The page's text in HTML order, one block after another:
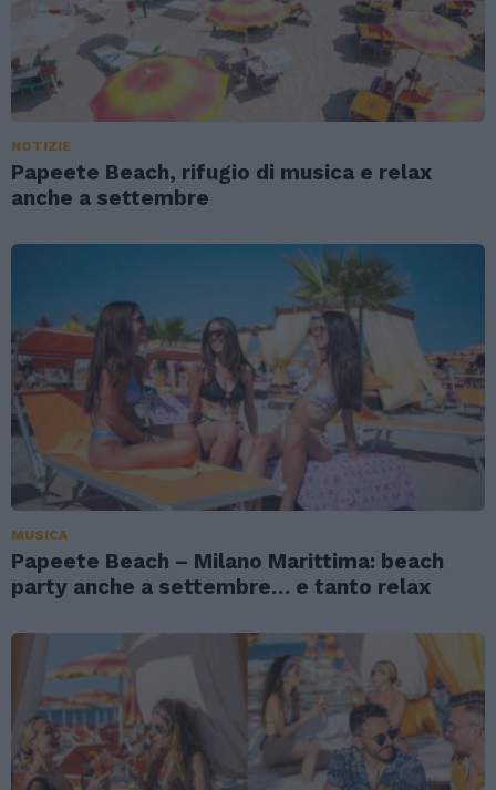
NOTIZIE
Papeete Beach, rifugio di musica e relax
anche a settembre
MUSICA
Papeete Beach – Milano Marittima: beach
party anche a settembre… e tanto relax